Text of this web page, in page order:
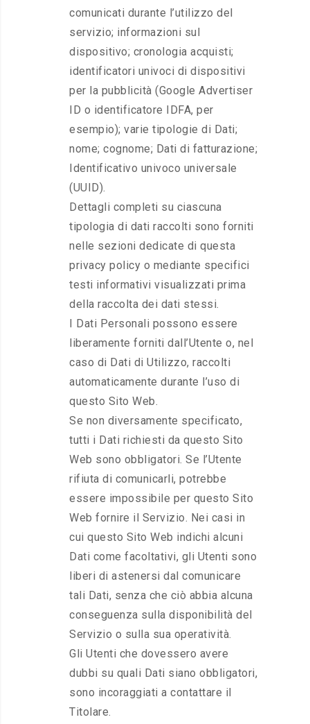
comunicati durante l’utilizzo del
servizio; informazioni sul
dispositivo; cronologia acquisti;
identificatori univoci di dispositivi
per la pubblicità (Google Advertiser
ID o identificatore IDFA, per
esempio); varie tipologie di Dati;
nome; cognome; Dati di fatturazione;
Identificativo univoco universale
(UUID).
Dettagli completi su ciascuna
tipologia di dati raccolti sono forniti
nelle sezioni dedicate di questa
privacy policy o mediante specifici
testi informativi visualizzati prima
della raccolta dei dati stessi.
I Dati Personali possono essere
liberamente forniti dall’Utente o, nel
caso di Dati di Utilizzo, raccolti
automaticamente durante l’uso di
questo Sito Web.
Se non diversamente specificato,
tutti i Dati richiesti da questo Sito
Web sono obbligatori. Se l’Utente
rifiuta di comunicarli, potrebbe
essere impossibile per questo Sito
Web fornire il Servizio. Nei casi in
cui questo Sito Web indichi alcuni
Dati come facoltativi, gli Utenti sono
liberi di astenersi dal comunicare
tali Dati, senza che ciò abbia alcuna
conseguenza sulla disponibilità del
Servizio o sulla sua operatività.
Gli Utenti che dovessero avere
dubbi su quali Dati siano obbligatori,
sono incoraggiati a contattare il
Titolare.